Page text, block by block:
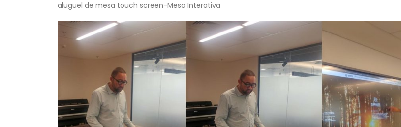
aluguel de mesa touch screen-Mesa Interativa